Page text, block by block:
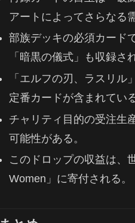
アートによってさらなる
部族デッキの必須カード
「暗黒の儀式」も収録さ
「エルフの刃、ラスリ
定番カードが含まれている
チャリティ目的の受注生
可能性がある。
このドロップの収益は、
Women」に寄付される。